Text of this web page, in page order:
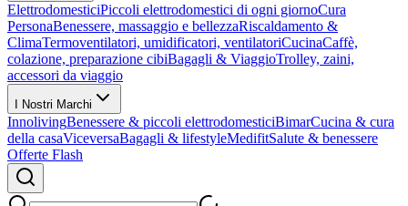
ElettrodomesticiPiccoli elettrodomestici di ogni giornoCura
PersonaBenessere, massaggio e bellezzaRiscaldamento &
ClimaTermoventilatori, umidificatori, ventilatoriCucinaCaffè,
colazione, preparazione cibiBagagli & ViaggioTrolley, zaini,
accessori da viaggio
I Nostri Marchi
InnolivingBenessere & piccoli elettrodomesticiBimarCucina & cura
della casaViceversaBagagli & lifestyleMedifitSalute & benessere
Offerte Flash